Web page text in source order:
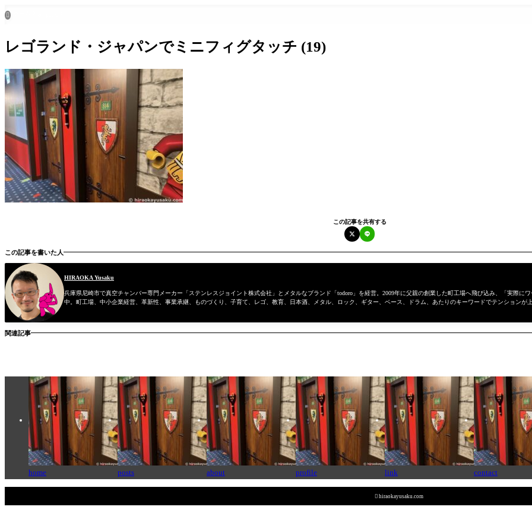

レゴランド・ジャパンでミニフィグタッチ (19)
この記事を共有する
この記事を書いた人
HIRAOKA Yusaku
兵庫県尼崎市で真空チャンバー専門メーカー「ステンレスジョイント株式会社」とメタルなブランド「todoro」を経営。2009年に父親の創業した町工場へ飛び込み、「実際に
中。町工場、中小企業経営、革新性、事業承継、ものづくり、子育て、レゴ、教育、日本酒、メタル、ロック、ギター、ベース、ドラム、あたりのキーワードでテンションが
関連記事
home posts about profile link contact
 hiraokayusaku.com